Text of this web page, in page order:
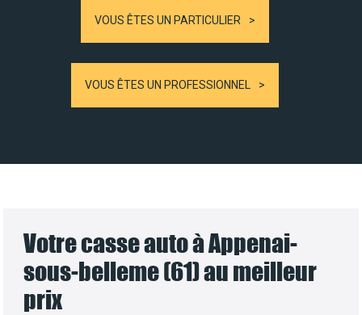
VOUS ÊTES UN PARTICULIER
VOUS ÊTES UN PROFESSIONNEL
Votre casse auto à Appenai-
sous-belleme (61) au meilleur
prix